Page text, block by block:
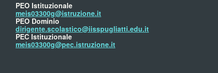
PEO Istituzionale
meis03300g@istruzione.it
PEO Dominio
dirigente.scolastico@iisspugliatti.edu.it
PEC Istituzionale
meis03300g@pec.istruzione.it